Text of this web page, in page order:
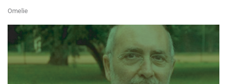
Omelie